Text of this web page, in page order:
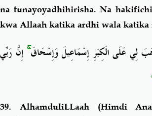
na tunayoyadhihirisha. Na
kwa Allaah katika ardhi wala katika
لِي عَلَى الْكِبَرِ إِسْمَاعِيلَ وَإِسْحَاقَۚ إِنَّ رَبِّي
39. AlhamduliLLaah (Himdi